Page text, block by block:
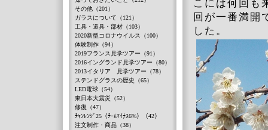
こには何回も
回が一番満開
した。
その他（201）
ガラスについて（121）
工具・道具・部材（103）
2020新型コロナウイルス（100）
体験制作（94）
2019フランス見学ツアー（91）
2016イングランド見学ツアー（80）
2013イタリア 見学ツアー（78）
ステンドグラスの歴史（65）
LED電球（54）
東日本大震災（52）
修復（47）
ﾁｬﾝﾚﾝｼﾞ25（ﾁｰﾑﾏｲﾅｽ6%）（42）
注文制作・商品（38）